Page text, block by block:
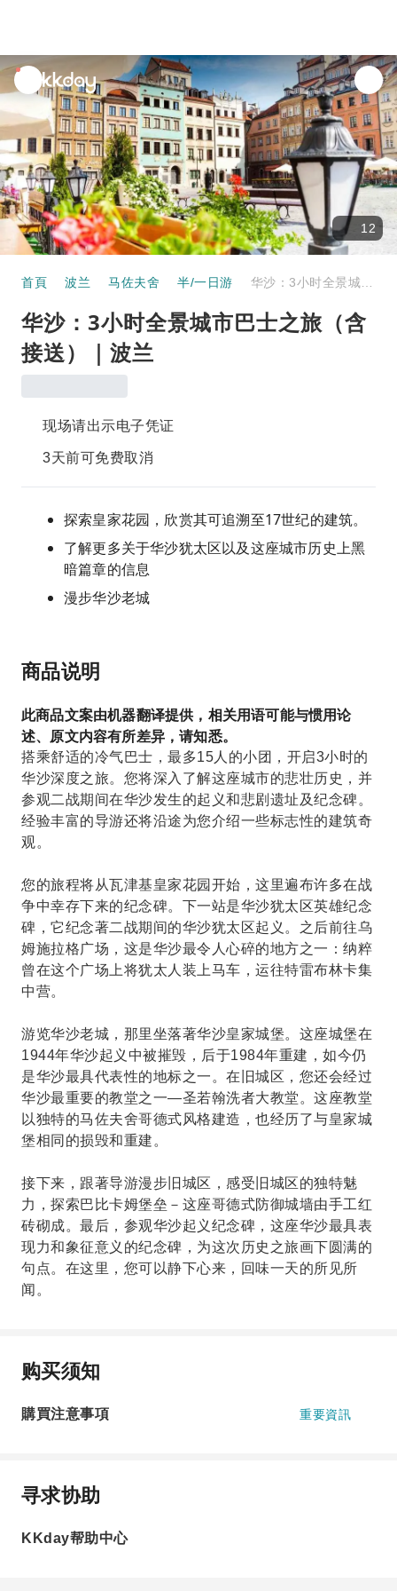
unread
notifications
12
首頁 波兰 马佐夫舍 半/一日游
华沙：3小​​时全景城市巴士之旅（含
接送）｜波兰
现场请出示电子凭证
3天前可免费取消
探索皇家花园，欣赏其可追溯至17世纪的建筑。
了解更多关于华沙犹太区以及这座城市历史上黑
暗篇章的信息
漫步华沙老城
商品说明
此商品文案由机器翻译提供，相关用语可能与惯用论
述、原文内容有所差异，请知悉。
搭乘舒适的冷气巴士，最多15人的小团，开启3小时的
华沙深度之旅。您将深入了解这座城市的悲壮历史，并
参观二战期间在华沙发生的起义和悲剧遗址及纪念碑。
经验丰富的导游还将沿途为您介绍一些标志性的建筑奇
观。
您的旅程将从瓦津基皇家花园开始，这里遍布许多在战
争中幸存下来的纪念碑。下一站是华沙犹太区英雄纪念
碑，它纪念著二战期间的华沙犹太区起义。之后前往乌
姆施拉格广场，这是华沙最令人心碎的地方之一：纳粹
曾在这个广场上将犹太人装上马车，运往特雷布林卡集
中营。
游览华沙老城，那里坐落著华沙皇家城堡。这座城堡在
1944年华沙起义中被摧毁，后于1984年重建，如今仍
是华沙最具代表性的地标之一。在旧城区，您还会经过
华沙最重要的教堂之一—圣若翰洗者大教堂。这座教堂
以独特的马佐夫舍哥德式风格建造，也经历了与皇家城
堡相同的损毁和重建。
接下来，跟著导游漫步旧城区，感受旧城区的独特魅
力，探索巴比卡姆堡垒－这座哥德式防御城墙由手工红
砖砌成。最后，参观华沙起义纪念碑，这座华沙最具表
现力和象征意义的纪念碑，为这次历史之旅画下圆满的
句点。在这里，您可以静下心来，回味一天的所见所
闻。
购买须知
購買注意事項 重要資訊
寻求协助
KKday帮助中心